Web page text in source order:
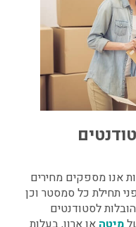
אנו מספקים מחירים
תחילת כל סמסטר וכן
הובלות לסטודנטים